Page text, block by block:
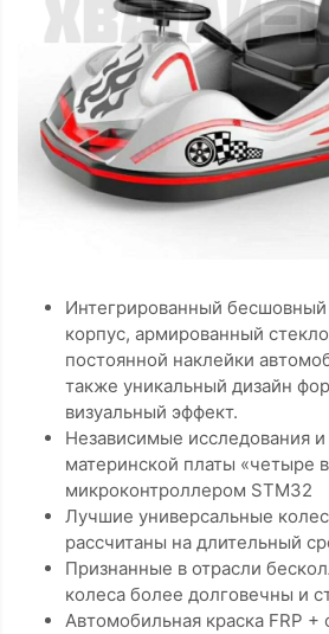
Интегрированный
корпус, армированный
постоянной наклейки
также уникальный дизайн
визуальный эффект.
Независимые исследования и
материнской платы «четыре
микроконтроллером STM32
Лучшие универсальные
рассчитаны на длительный
Признанные в отрасли
колеса более долговечны и
Автомобильная краска FRP